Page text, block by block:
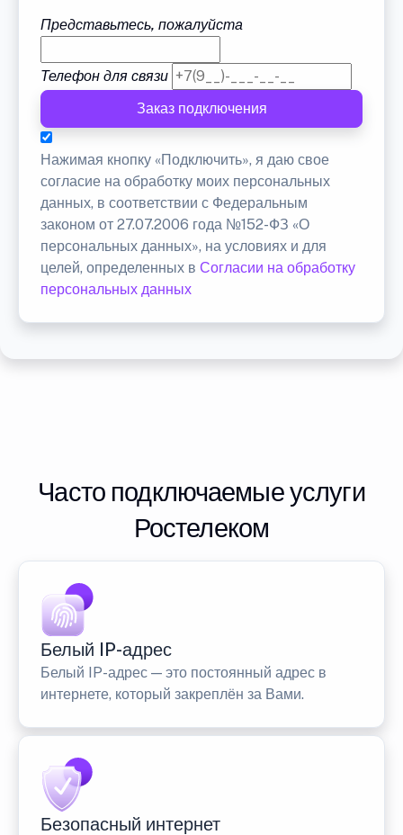
Представьтесь, пожалуйста
Телефон для связи
Заказ подключения
Нажимая кнопку «Подключить», я даю свое
согласие на обработку моих персональных
данных, в соответствии с Федеральным
законом от 27.07.2006 года №152-ФЗ «О
персональных данных», на условиях и для
целей, определенных в Согласии на обработку
персональных данных
Часто подключаемые услуги
Ростелеком
Белый IP-адрес
Белый IP-адрес — это постоянный адрес в
интернете, который закреплён за Вами.
Безопасный интернет